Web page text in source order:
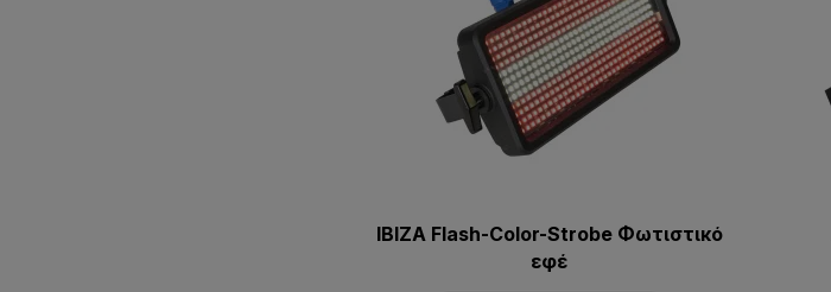
IBIZA Flash-Color-Strobe Φωτιστικό
εφέ